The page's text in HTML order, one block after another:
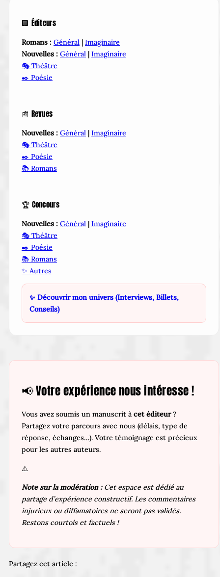
🏢 Éditeurs
Romans : Général | Imaginaire
Nouvelles : Général | Imaginaire
🎭 Théâtre
✒️ Poésie
📰 Revues
Nouvelles : Général | Imaginaire
🎭 Théâtre
✒️ Poésie
📚 Romans
🏆 Concours
Nouvelles : Général | Imaginaire
🎭 Théâtre
✒️ Poésie
📚 Romans
✨ Autres
✨ Découvrir mon univers (Interviews, Billets,
Conseils)
📢 Votre expérience nous intéresse !
Vous avez soumis un manuscrit à cet éditeur?
Partagez votre parcours avec nous (délais, type de
réponse, échanges…). Votre témoignage est précieux
pour les autres auteurs.
⚠️
Note sur la modération :Cet espace est dédié au
partage d’expérience constructif. Les commentaires
injurieux ou diffamatoires ne seront pas validés.
Restons courtois et factuels !
Partagez cet article :